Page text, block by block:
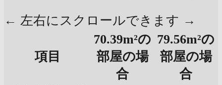
← 左右にスクロールできます →
項目
70.39m²の
部屋の場
合
79.56m²の
部屋の場
合